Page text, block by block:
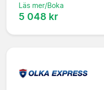
Läs mer/Boka
5 048 kr